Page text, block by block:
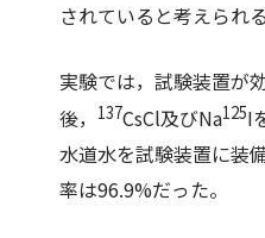
されていると考えられる
実験では，試験装置が
後，
137CsCl及びNa125I
水道水を試験装置に装
率は96.9%だった。